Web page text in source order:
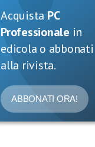
Acquista PC
Professionale in
edicola o abbonati
alla rivista.
ABBONATI ORA!